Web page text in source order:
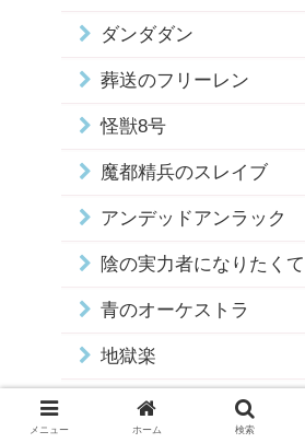
ダンダダン
葬送のフリーレン
怪獣8号
魔都精兵のスレイブ
アンデッドアンラック
陰の実力者になりたくて
青のオーケストラ
地獄楽
マッシュル
メニュー ホーム 検索